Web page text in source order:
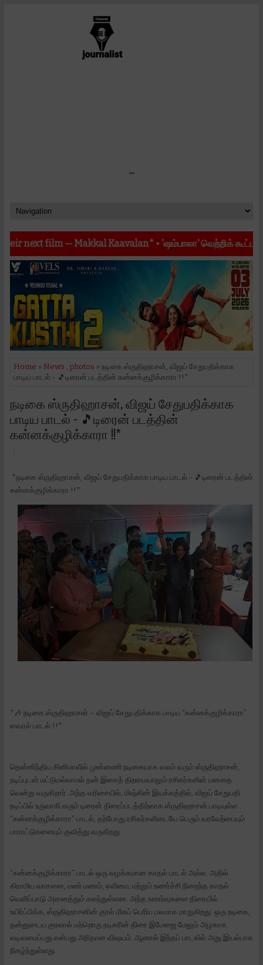
-
— Makkal Kaavalan*•'ஷம்பாலா' வெற்றிக் கூட்டணியின்
Home » News photos » நடிகை ஸ்ருதிஹாசன், விஜய் சேதுபதிக்காக
பாடிய பாடல் - 🎵டிரைன் படத்தின் கன்னக்குழிக்காரா !!*
நடிகை ஸ்ருதிஹாசன், விஜய் சேதுபதிக்காக
பாடிய பாடல் - 🎵டிரைன் படத்தின்
கன்னக்குழிக்காரா !!*
*நடிகை ஸ்ருதிஹாசன், விஜய் சேதுபதிக்காக பாடிய பாடல் - 🎵டிரைன் படத்தின்
கன்னக்குழிக்காரா !!*
*🎶 நடிகை ஸ்ருதிஹாசன் – விஜய் சேதுபதிக்காக பாடிய “கன்னக்குழிக்காரா”
வைரல் பாடல் !!*
தென்னிந்திய சினிமாவில் முன்னணி நடிகையாக வலம் வரும் ஸ்ருதிஹாசன்,
நடிப்புடன் மட்டுமல்லாமல் தன் இசைத் திறமையாலும் ரசிகர்களின் மனதை
வென்று வருகிறார். அந்த வரிசையில், மிஷ்கின் இயக்கத்தில், விஜய் சேதுபதி
நடிப்பில் உருவாகி வரும் டிரைன் திரைப்படத்திற்காக ஸ்ருதிஹாசன் பாடியுள்ள
“கன்னக்குழிக்காரா” பாடல், தற்போது ரசிகர்களிடையே பெரும் வரவேற்பையும்
பாராட்டுகளையும் குவித்து வருகிறது.
“கன்னக்குழிக்காரா” பாடல் ஒரு வழக்கமான காதல் பாடல் அல்ல. அதில்
கிராமிய வாசனை, மண் மணம், எளிமை, மற்றும் உணர்ச்சி நிறைந்த காதல்
வெளிப்பாடு அனைத்தும் கலந்துள்ளன. அந்த உணர்வுகளை திரையில்
உயிர்ப்பிக்க, ஸ்ருதிஹாசனின் குரல் மிகப் பெரிய பலமாக மாறுகிறது. ஒரு நடிகை,
தன்னுடைய குரலால் மற்றொரு நடிகரின் திரை இமேஜை மேலும் அழகாக
வடிவமைப்பது என்பது அரிதான விஷயம். ஆனால் இந்தப் பாடலில் அது இயல்பாக
நிகழ்ந்துள்ளது.